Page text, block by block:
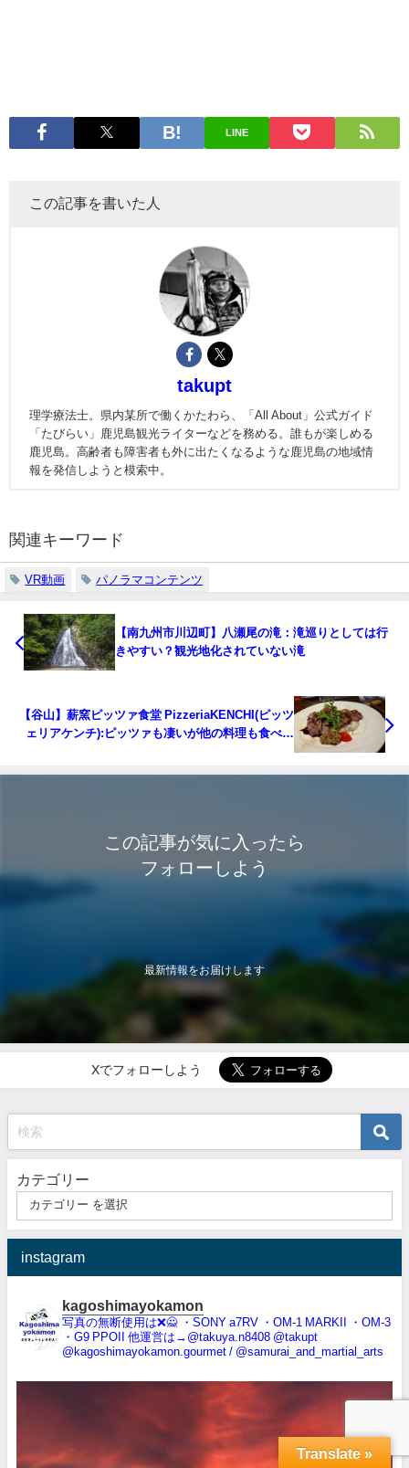
LINE
この記事を書いた人
takupt
理学療法士。県内某所で働くかたわら、「All About」公式ガイド
「たびらい」鹿児島観光ライターなどを務める。誰もが楽しめる
鹿児島。高齢者も障害者も外に出たくなるような鹿児島の地域情
報を発信しようと模索中。
関連キーワード
VR動画 パノラマコンテンツ
【南九州市川辺町】八瀬尾の滝：滝巡りとしては行
きやすい？観光地化されていない滝
【谷山】薪窯ピッツァ食堂 PizzeriaKENCHI(ピッツ
ェリアケンチ):ピッツァも凄いが他の料理も食べな
この記事が気に入ったら
フォローしよう
最新情報をお届けします
Xでフォローしよう
カテゴリー
instagram
kagoshimayokamon
写真の無断使用は❌️🙅 ・SONY a7RV ・OM-1 MARKII
・OM-3
・G9 PPOII
他運営は→@takuya.n8408 @takupt
@kagoshimayokamon.gourmet / @samurai_and_martial_arts
Translate »